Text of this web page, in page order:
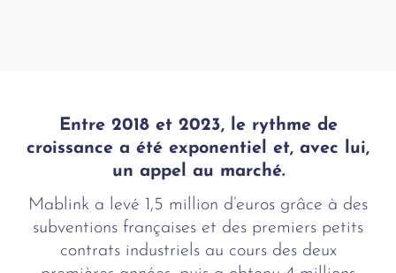
Entre 2018 et 2023, le rythme de
croissance a été exponentiel et, avec lui,
un appel au marché.
Mablink a levé 1,5 million d’euros grâce à des
subventions françaises et des premiers petits
contrats industriels au cours des deux